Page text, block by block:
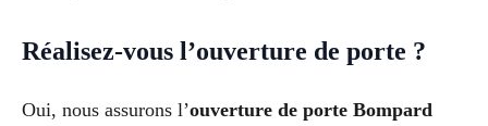
Réalisez-vous l’ouverture de porte ?
Oui, nous assurons l’ouverture de porte Bompard